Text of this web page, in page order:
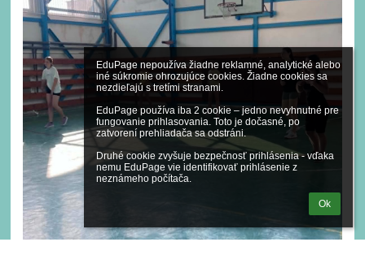
EduPage nepoužíva žiadne reklamné, analytické alebo
iné súkromie ohrozujúce cookies. Žiadne cookies sa
nezdieľajú s tretími stranami.
EduPage používa iba 2 cookie – jedno nevyhnutné pre
fungovanie prihlasovania. Toto je dočasné, po
zatvorení prehliadača sa odstráni.
Druhé cookie zvyšuje bezpečnosť prihlásenia - vďaka
nemu EduPage vie identifikovať prihlásenie z
neznámeho počítača.
Ok